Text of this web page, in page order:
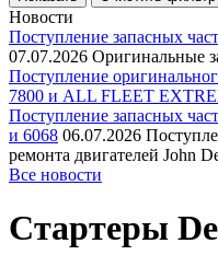
Новости
Поступление запасных
07.07.2026 Оригинальные
Поступление
7800 и ALL FLEET
Поступление запасных
и 6068 06.07.2026
ремонта двигателей John
Все новости
Стартеры